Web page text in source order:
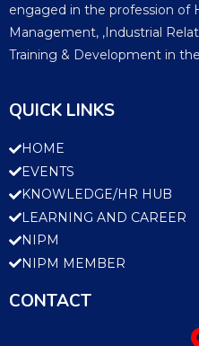
engaged in the profession of
Management, ,Industrial
Training & Development in
QUICK LINKS
HOME
EVENTS
KNOWLEDGE/HR HUB
LEARNING AND CAREER
NIPM
NIPM MEMBER
CONTACT